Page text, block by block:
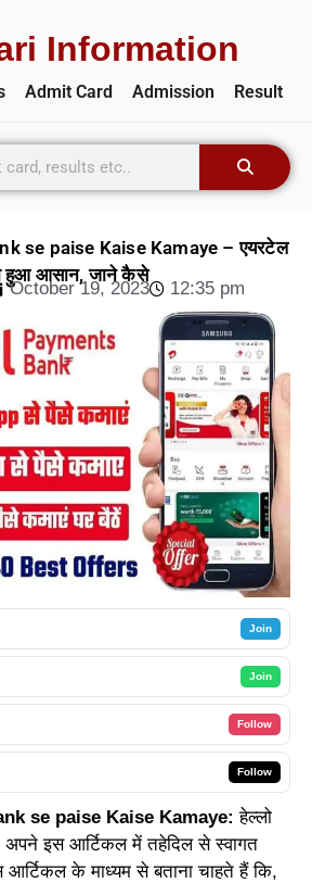
Information
Admit Card Admission Result
se paise Kaise Kamaye – एयरटेल
हुआ आसान, जाने कैसे
October 19, 2023 12:35 pm
Join
Join
Follow
Follow
se paise Kaise Kamaye: हेल्लो
अपने इस आर्टिकल में तहेदिल से स्वागत
के माध्यम से बताना चाहते हैं कि,